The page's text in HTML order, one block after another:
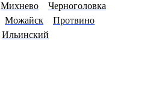
Михнево
Черноголовка
Можайск
Протвино
Ильинский